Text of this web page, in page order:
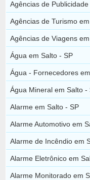
Agências de
Agências de Turismo
Agências de Viagens
Água em Salto - SP
Água - Fornecedores
Água Mineral em Salto -
Alarme em Salto - SP
Alarme Automotivo em
Alarme de Incêndio em
Alarme Eletrônico em
Alarme Monitorado em